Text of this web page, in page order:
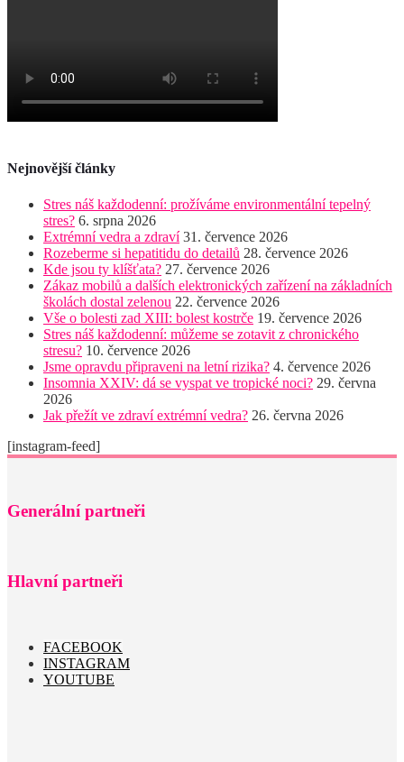
Nejnovější články
Stres náš každodenní: prožíváme environmentální tepelný
stres? 6. srpna 2026
Extrémní vedra a zdraví 31. července 2026
Rozeberme si hepatitidu do detailů 28. července 2026
Kde jsou ty klíšťata? 27. července 2026
Zákaz mobilů a dalších elektronických zařízení na základních
školách dostal zelenou 22. července 2026
Vše o bolesti zad XIII: bolest kostrče 19. července 2026
Stres náš každodenní: můžeme se zotavit z chronického
stresu? 10. července 2026
Jsme opravdu připraveni na letní rizika? 4. července 2026
Insomnia XXIV: dá se vyspat ve tropické noci? 29. června
2026
Jak přežít ve zdraví extrémní vedra? 26. června 2026
[instagram-feed]
Generální partneři
Hlavní partneři
FACEBOOK
INSTAGRAM
YOUTUBE